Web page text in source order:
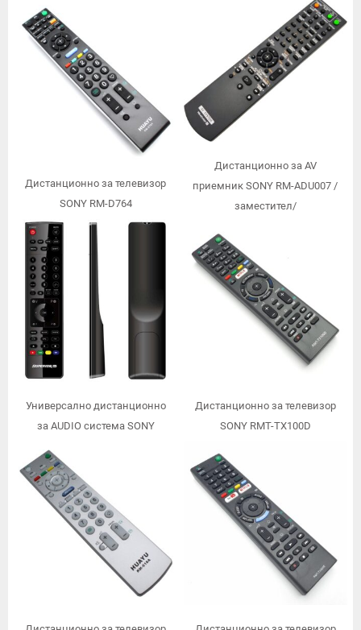
Дистанционно за телевизор
SONY RM-D764
Дистанционно за AV
приемник SONY RM-ADU007 /
заместител/
Универсално дистанционно
за AUDIO система SONY
Дистанционно за телевизор
SONY RMT-TX100D